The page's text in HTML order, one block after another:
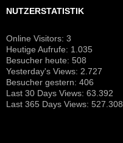
NUTZERSTATISTIK
Online Visitors: 3
Heutige Aufrufe: 1.035
Besucher heute: 508
Yesterday's Views: 2.727
Besucher gestern: 406
Last 30 Days Views: 63.392
Last 365 Days Views: 527.308